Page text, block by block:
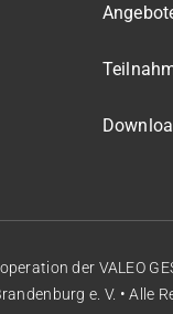
der VALEO
e. V. • Alle